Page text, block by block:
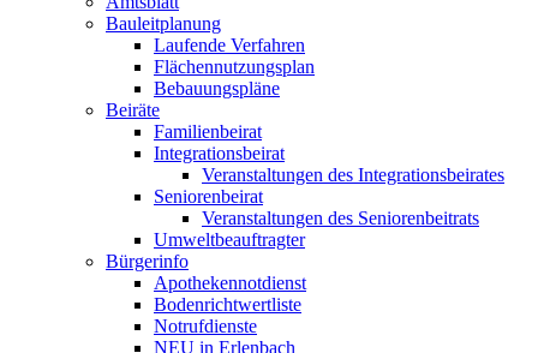
Bauleitplanung
Laufende Verfahren
Flächennutzungsplan
Bebauungspläne
Beiräte
Familienbeirat
Integrationsbeirat
Veranstaltungen des Integrationsbeirates
Seniorenbeirat
Veranstaltungen des Seniorenbeitrats
Umweltbeauftragter
Bürgerinfo
Apothekennotdienst
Bodenrichtwertliste
Notrufdienste
NEU in Erlenbach